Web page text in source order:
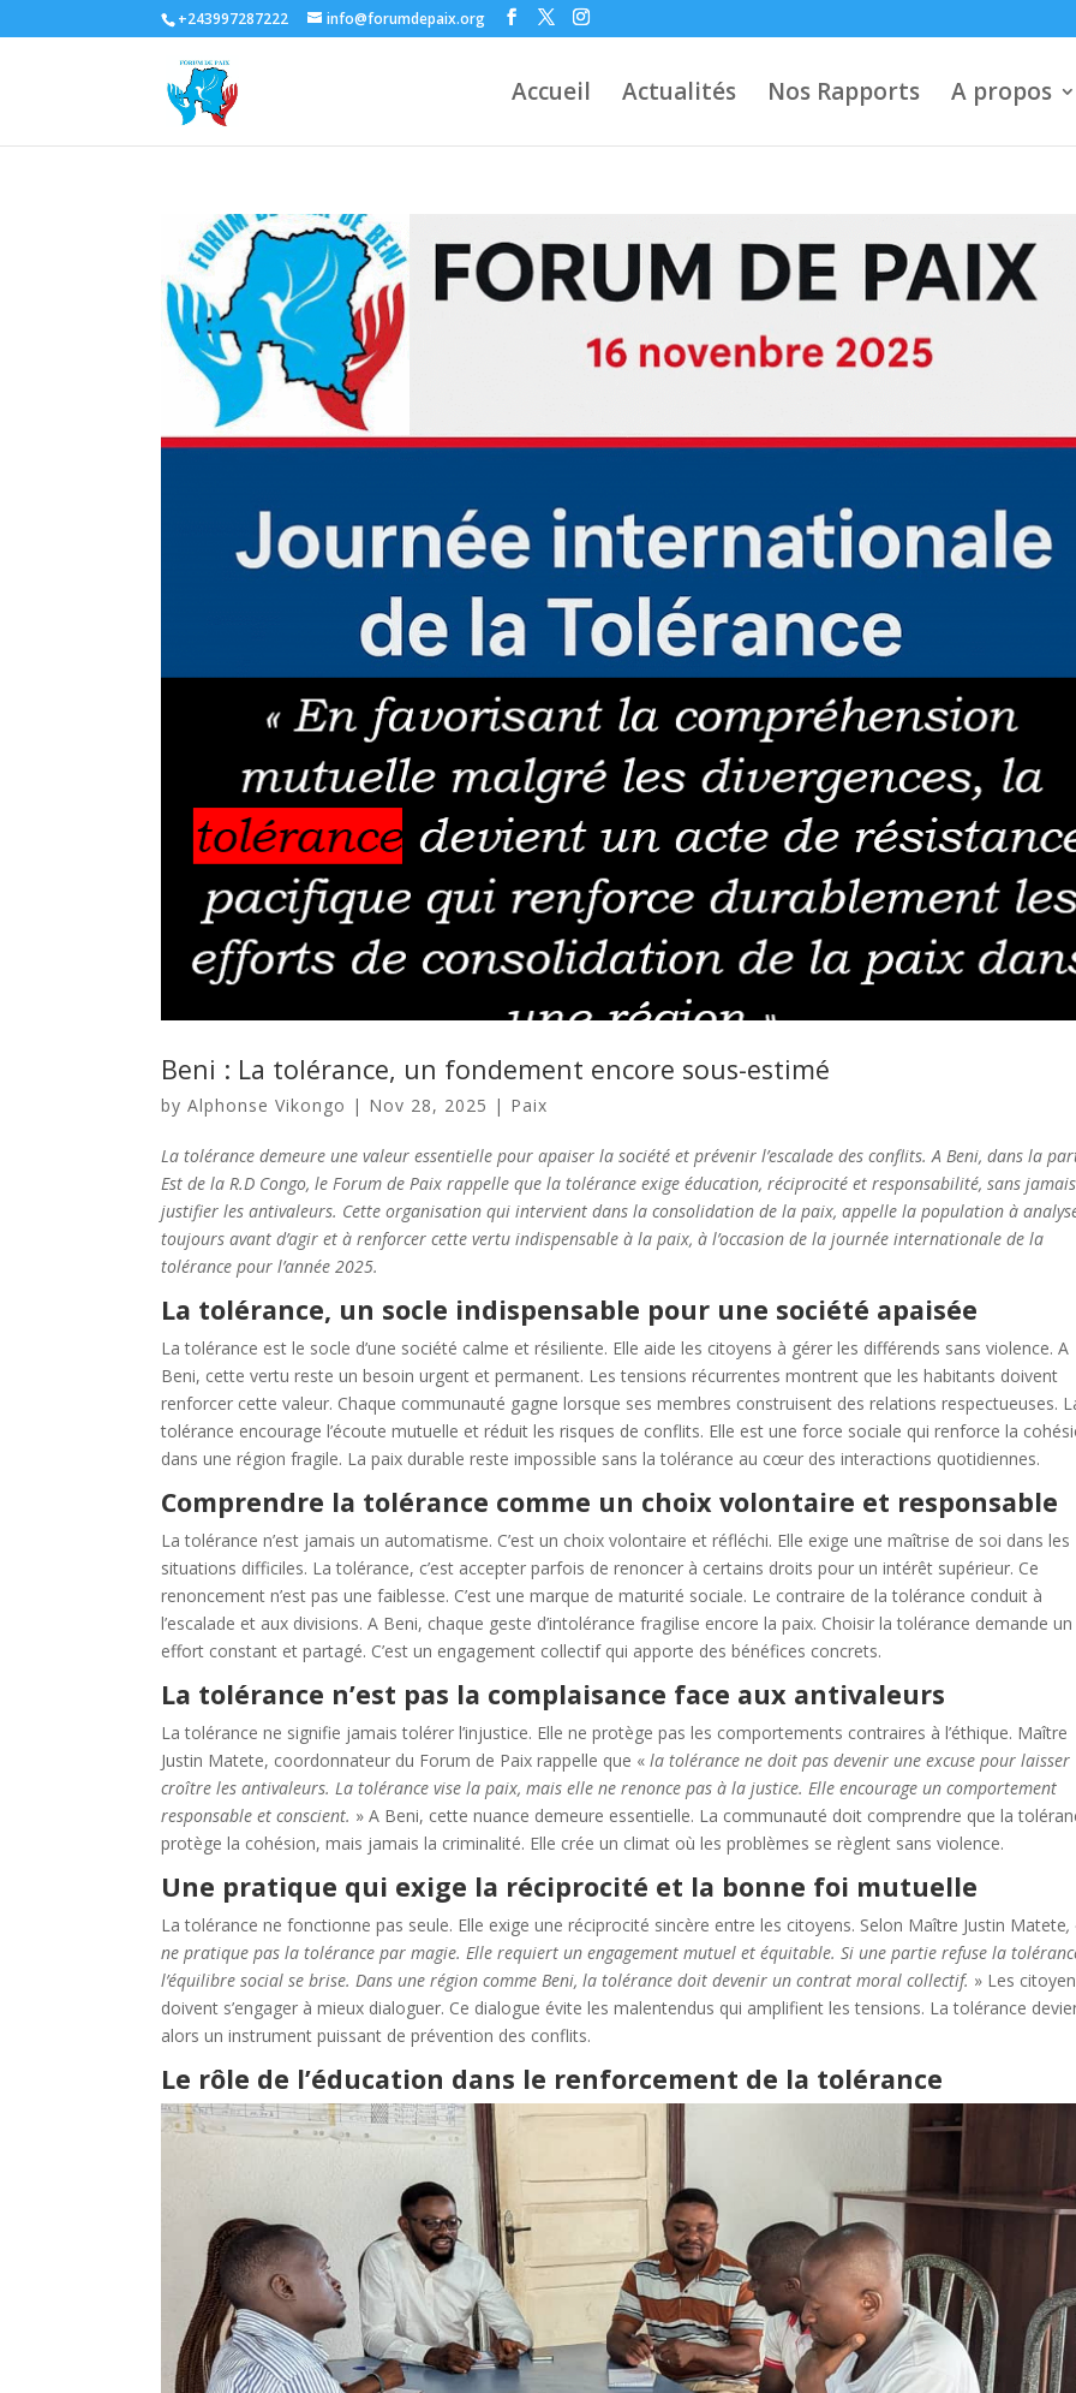
+243997287222 info@forumdepaix.org
Accueil Actualités Nos Rapports A propos
Beni : La tolérance, un fondement encore sous-estimé
byAlphonse Vikongo | Nov 28, 2025 | Paix
La tolérance demeure une valeur essentielle pour apaiser la société et prévenir l’escalade des conflits. A Beni, dans la
Est de la R.D Congo, le Forum de Paix rappelle que la tolérance exige éducation, réciprocité et responsabilité, sans jamais
justifier les antivaleurs. Cette organisation qui intervient dans la consolidation de la paix, appelle la population à
toujours avant d’agir et à renforcer cette vertu indispensable à la paix, à l’occasion de la journée internationale de la
tolérance pour l’année 2025.
La tolérance, un socle indispensable pour une société apaisée
La tolérance est le socle d’une société calme et résiliente. Elle aide les citoyens à gérer les différends sans violence. A
Beni, cette vertu reste un besoin urgent et permanent. Les tensions récurrentes montrent que les habitants doivent
renforcer cette valeur. Chaque communauté gagne lorsque ses membres construisent des relations respectueuses.
tolérance encourage l’écoute mutuelle et réduit les risques de conflits. Elle est une force sociale qui renforce la
dans une région fragile. La paix durable reste impossible sans la tolérance au cœur des interactions quotidiennes.
Comprendre la tolérance comme un choix volontaire et responsable
La tolérance n’est jamais un automatisme. C’est un choix volontaire et réfléchi. Elle exige une maîtrise de soi dans les
situations difficiles. La tolérance, c’est accepter parfois de renoncer à certains droits pour un intérêt supérieur. Ce
renoncement n’est pas une faiblesse. C’est une marque de maturité sociale. Le contraire de la tolérance conduit à
l’escalade et aux divisions. A Beni, chaque geste d’intolérance fragilise encore la paix. Choisir la tolérance demande un
effort constant et partagé. C’est un engagement collectif qui apporte des bénéfices concrets.
La tolérance n’est pas la complaisance face aux antivaleurs
La tolérance ne signifie jamais tolérer l’injustice. Elle ne protège pas les comportements contraires à l’éthique. Maître
Justin Matete, coordonnateur du Forum de Paix rappelle que «la tolérance ne doit pas devenir une excuse pour laisser
croître les antivaleurs. La tolérance vise la paix, mais elle ne renonce pas à la justice. Elle encourage un comportement
responsable et conscient. » A Beni, cette nuance demeure essentielle. La communauté doit comprendre que la
protège la cohésion, mais jamais la criminalité. Elle crée un climat où les problèmes se règlent sans violence.
Une pratique qui exige la réciprocité et la bonne foi mutuelle
La tolérance ne fonctionne pas seule. Elle exige une réciprocité sincère entre les citoyens. Selon Maître Justin Matete,
ne pratique pas la tolérance par magie. Elle requiert un engagement mutuel et équitable. Si une partie refuse la
l’équilibre social se brise. Dans une région comme Beni, la tolérance doit devenir un contrat moral collectif. » Les
doivent s’engager à mieux dialoguer. Ce dialogue évite les malentendus qui amplifient les tensions. La tolérance
alors un instrument puissant de prévention des conflits.
Le rôle de l’éducation dans le renforcement de la tolérance